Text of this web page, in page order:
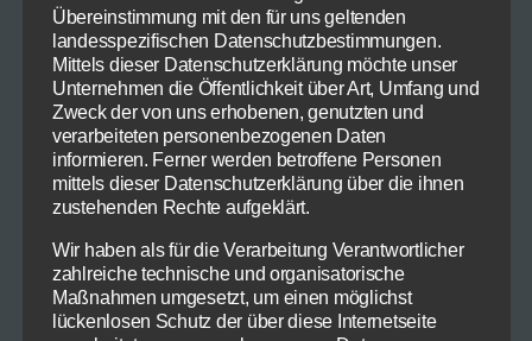
Auflaufform, geben Sie ein wenig frisch
gemahlenen schwarzen Pfeffer hinzu.. Sie
können zwischen die Kartoffelscheiben auch
noch einmal Lauch legen. Bedecken Sie das
Ganze mit kochender Fleisch- oder
Gemüsebrühe und geben Sie es bei 200 Grad für
30 Minuten in den Ofen. Wenn dann noch nicht
alle Flüssigkeit aufgenommen bzw. verdampft
ist schöpfen Sie sie ab, geben zwei oder drei
Esslöffel Sahne darüber, bestreuen es mit frisch
geriebenem Parmesan und schieben das ganze
Übereinstimmung mit den für uns geltenden
landesspezifischen Datenschutzbestimmungen.
Mittels dieser Datenschutzerklärung möchte unser
Unternehmen die Öffentlichkeit über Art, Umfang und
Zweck der von uns erhobenen, genutzten und
verarbeiteten personenbezogenen Daten
informieren. Ferner werden betroffene Personen
mittels dieser Datenschutzerklärung über die ihnen
zustehenden Rechte aufgeklärt.
Wir haben als für die Verarbeitung Verantwortlicher
zahlreiche technische und organisatorische
Maßnahmen umgesetzt, um einen möglichst
lückenlosen Schutz der über diese Internetseite